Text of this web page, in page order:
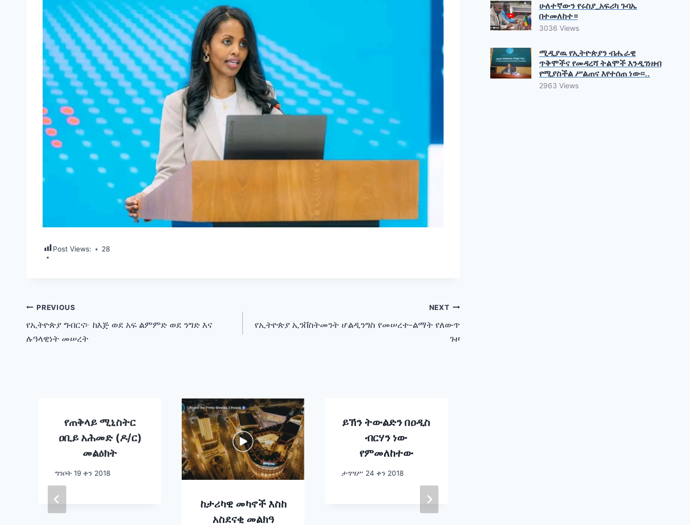
Post Views: 28
Post
navigation
PREVIOUS
የኢትዮጵያ ግብርና፦ ከእጅ ወደ አፍ ልምምድ ወደ ንግድ እና
ሉዓላዊነት መሠረት
NEXT
የኢትዮጵያ ኢንቨስትመንት ሆልዲንግስ የመሠረተ-ልማት የለውጥ
ጉዞ
የጠቅላይ ሚኒስትር
ዐቢይ አሕመድ (ዶ/ር)
መልዕክት
ግንቦት 19 ቀን 2018
ከታሪካዊ መካኖች እስከ
አስደናቂ መልክዓ
ይኽን ትውልድን በዐዲስ
ብርሃን ነው
የምመለከተው
ታኅሣሥ 24 ቀን 2018
ሁለተኛውን የሩስያ_አፍሪካ ጉባኤ
በተመለከተ።
3036 Views
ሚዲያዉ የኢትዮጵያን ብሔራዊ
ጥቅሞችና የመዳረሻ ትልሞች እንዲገነዘብ
የሚያስችል ሥልጠና እየተሰጠ ነው፡፡..
2963 Views